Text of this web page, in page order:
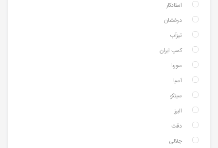
استادکار
درخشان
تیزآب
کمپ ایران
سورنا
آسیا
سیتکو
البرز
دقت
جلالی